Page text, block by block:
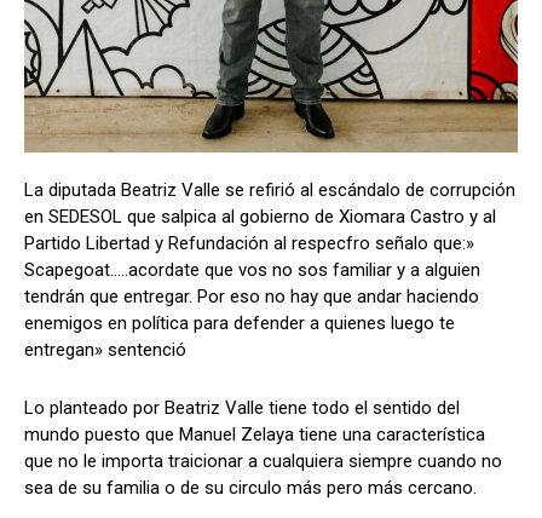
Comparta
Facebook X WhatsApp
Comparta
Facebook X WhatsApp
La diputada Beatriz Valle se refirió al escándalo de corrupción
en SEDESOL que salpica al gobierno de Xiomara Castro y al
Partido Libertad y Refundación al respecfro señalo que:»
Scapegoat…..acordate que vos no sos familiar y a alguien
tendrán que entregar. Por eso no hay que andar haciendo
enemigos en política para defender a quienes luego te
entregan» sentenció
Lo planteado por Beatriz Valle tiene todo el sentido del
mundo puesto que Manuel Zelaya tiene una característica
que no le importa traicionar a cualquiera siempre cuando no
sea de su familia o de su circulo más pero más cercano.